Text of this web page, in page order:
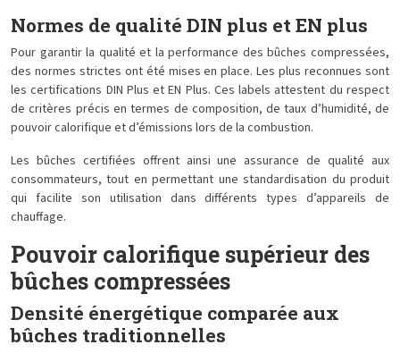
Normes de qualité DIN plus et EN plus
Pour garantir la qualité et la performance des bûches compressées,
des normes strictes ont été mises en place. Les plus reconnues sont
les certifications DIN Plus et EN Plus. Ces labels attestent du respect
de critères précis en termes de composition, de taux d’humidité, de
pouvoir calorifique et d’émissions lors de la combustion.
Les bûches certifiées offrent ainsi une assurance de qualité aux
consommateurs, tout en permettant une standardisation du produit
qui facilite son utilisation dans différents types d’appareils de
chauffage.
Pouvoir calorifique supérieur des
bûches compressées
Densité énergétique comparée aux
bûches traditionnelles